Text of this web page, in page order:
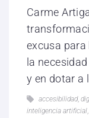
Carme
excusa para
la
y en dotar a
accesibilidad,
inteligencia artificial,